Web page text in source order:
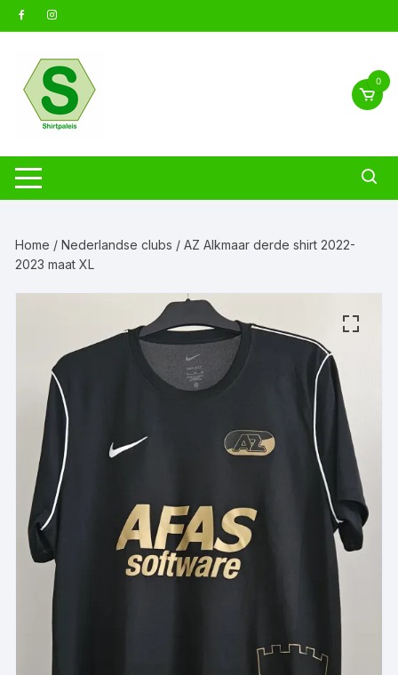
naar
0
Home /Nederlandse clubs / AZ Alkmaar derde shirt 2022-
2023 maat XL